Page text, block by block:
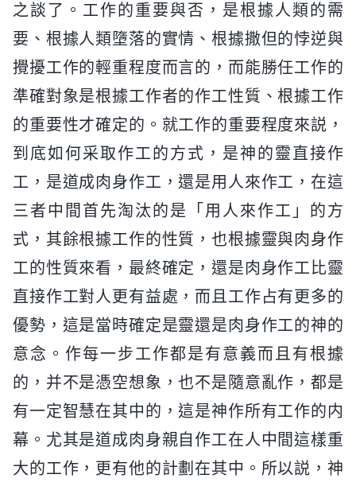
之談了。工作的重要與否，是根據人類的需
要、根據人類墮落的實情、根據撒但的悖逆與
攪擾工作的輕重程度而言的，而能勝任工作的
準確對象是根據工作者的作工性質、根據工作
的重要性才確定的。就工作的重要程度來説，
到底如何采取作工的方式，是神的靈直接作
工，是道成肉身作工，還是用人來作工，在這
三者中間首先淘汰的是「用人來作工」的方
式，其餘根據工作的性質，也根據靈與肉身作
工的性質來看，最終確定，還是肉身作工比靈
直接作工對人更有益處，而且工作占有更多的
優勢，這是當時確定是靈還是肉身作工的神的
意念。作每一步工作都是有意義而且有根據
的，并不是憑空想象，也不是隨意亂作，都是
有一定智慧在其中的，這是神作所有工作的内
幕。尤其是道成肉身親自作工在人中間這樣重
大的工作，更有他的計劃在其中。所以説，神